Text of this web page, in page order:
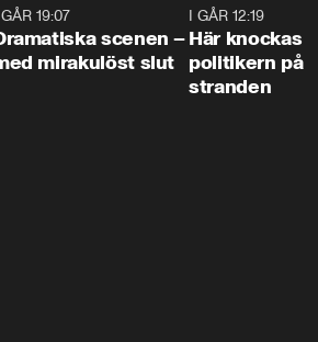
19:07
scenen –
mirakulöst slut
I GÅR 12:19
Här knockas
politikern på
stranden